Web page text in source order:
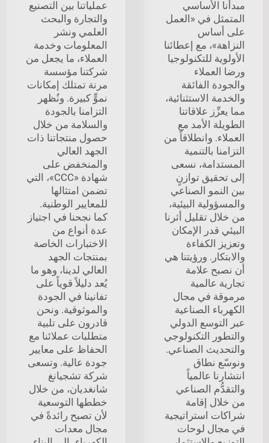
مبدأنا الأساسي
المتمثل في «العمل
على أساس
النزاهة»، مع إعطائنا
الأولوية للتكنولوجيا
ورضا العملاء
والجودة الفائقة
والخدمة الاستثنائية،
مما يعزِّز علاقاتنا
الطويلة الأمد مع
العملاء. وانطلاقاً من
التزامنا بالتنمية
المستدامة، نسعى
إلى تحقيق توازنٍ
بين النمو الصناعي
والمسؤولية البيئية،
من خلال تقليل أثرنا
البيئي قدر الإمكان
وتعزيز الكفاءة
والابتكار. ورؤيتنا هي
أن نصبح علامة
تجارية عالمية
مرموقة في مجال
الكهرباء الصناعية
عبر التوسع الدولي
والتطور التكنولوجي
والتحديث الصناعي.
ونوسّع نطاق
انتشارنا عالمياً
والتقدُّم الصناعي
من خلال إقامة
شراكات استراتيجية
في مجال لوحات
عملياتنا بين التصنيع
والتجارة والبحث
العلمي ونشر
المعلومات وخدمة
العملاء، ما يجعل من
شركتنا مؤسسة
مرنة تمتلك إمكانات
نموٍّ كبيرة. ونُظهر
التزامنا بالجودة
والسلامة من خلال
حصول منتجاتنا ذات
الجهد العالي
والمنخفض على
شهادة «CCC»، التي
تضمن امتثالها
للمعايير الوطنية.
كما نجحنا في اجتياز
عدة أنواع من
الاختبارات الخاصة
بمنتجات الجهد
العالي لدينا، وهو ما
يُعد دليلاً قوياً على
تفانينا في الجودة
والموثوقية. ونحن
قادرون على تلبية
متطلبات عملائنا مع
الحفاظ على معايير
جودة عالية. وتسعى
شركة تشجيانغ
شانغديان، من خلال
خططها التوسعية
لأن تصبح رائدةً في
مجال معدات